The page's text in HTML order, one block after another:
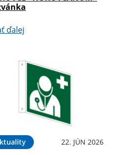
ďalej
22. JÚN 2026